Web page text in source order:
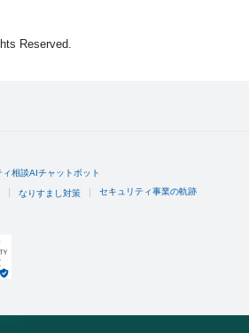
Reserved.
ィ相談AIチャットボット
なりすまし対策 セキュリティ事業の軌跡